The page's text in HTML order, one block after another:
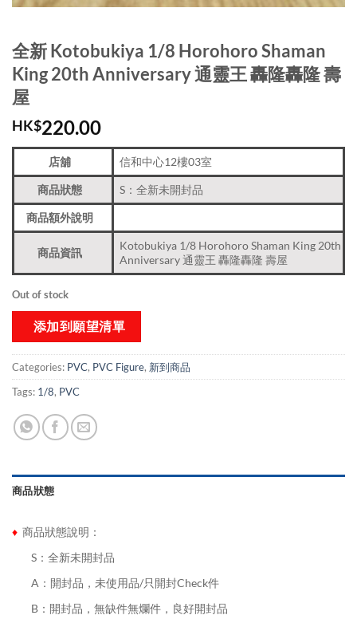
全新 Kotobukiya 1/8 Horohoro Shaman
King 20th Anniversary 通靈王 轟隆轟隆 壽
屋
HK$220.00
店舖 信和中心12樓03室
商品狀態 S：全新未開封品
商品額外說明
商品資訊
Kotobukiya 1/8 Horohoro Shaman King 20th
Anniversary 通靈王 轟隆轟隆 壽屋
Out of stock
添加到願望清單
Categories: PVC, PVC Figure, 新到商品​
Tags: 1/8, PVC
商品狀態
♦ 商品狀態說明：
S：全新未開封品
A：開封品，未使用品/只開封Check件
B：開封品，無缺件無爛件，良好開封品